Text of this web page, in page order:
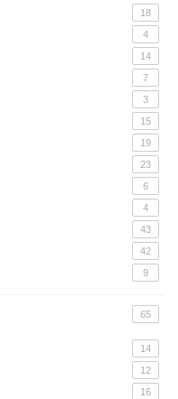
18
4
14
7
3
15
19
23
6
4
43
42
9
65
14
12
16